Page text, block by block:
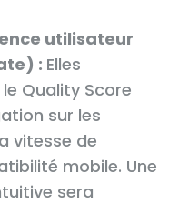
utilisateur
: Elles
Quality Score
sur les
vitesse de
mobile. Une
sera